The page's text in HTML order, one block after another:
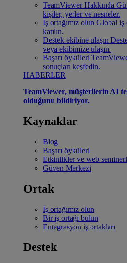
TeamViewer Hakkında
kişiler, yerler ve nesneler.
İş ortağımız olun Global iş
katılın.
Destek ekibine ulaşın
veya ekibimize ulaşın.
Başarı öyküleri
sonuçları keşfedin.
HABERLER
TeamViewer, müşterilerin AI
olduğunu bildiriyor.
Kaynaklar
Blog
Başarı öyküleri
Etkinlikler ve web
Güven Merkezi
Ortak
İş ortağımız olun
Bir iş ortağı bulun
Entegrasyon iş ortakları
Destek